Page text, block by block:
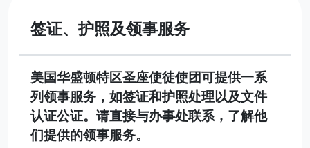
签证、护照及领事服务
美国华盛顿特区圣座使徒使团可提供一系
列领事服务，如签证和护照处理以及文件
认证公证。请直接与办事处联系，了解他
们提供的领事服务。